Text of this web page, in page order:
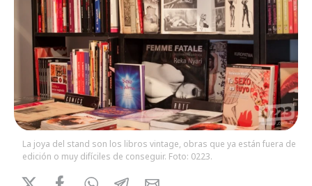
La joya del stand son los libros vintage, obras que ya están fuera de
edición o muy difíciles de conseguir. Foto: 0223.